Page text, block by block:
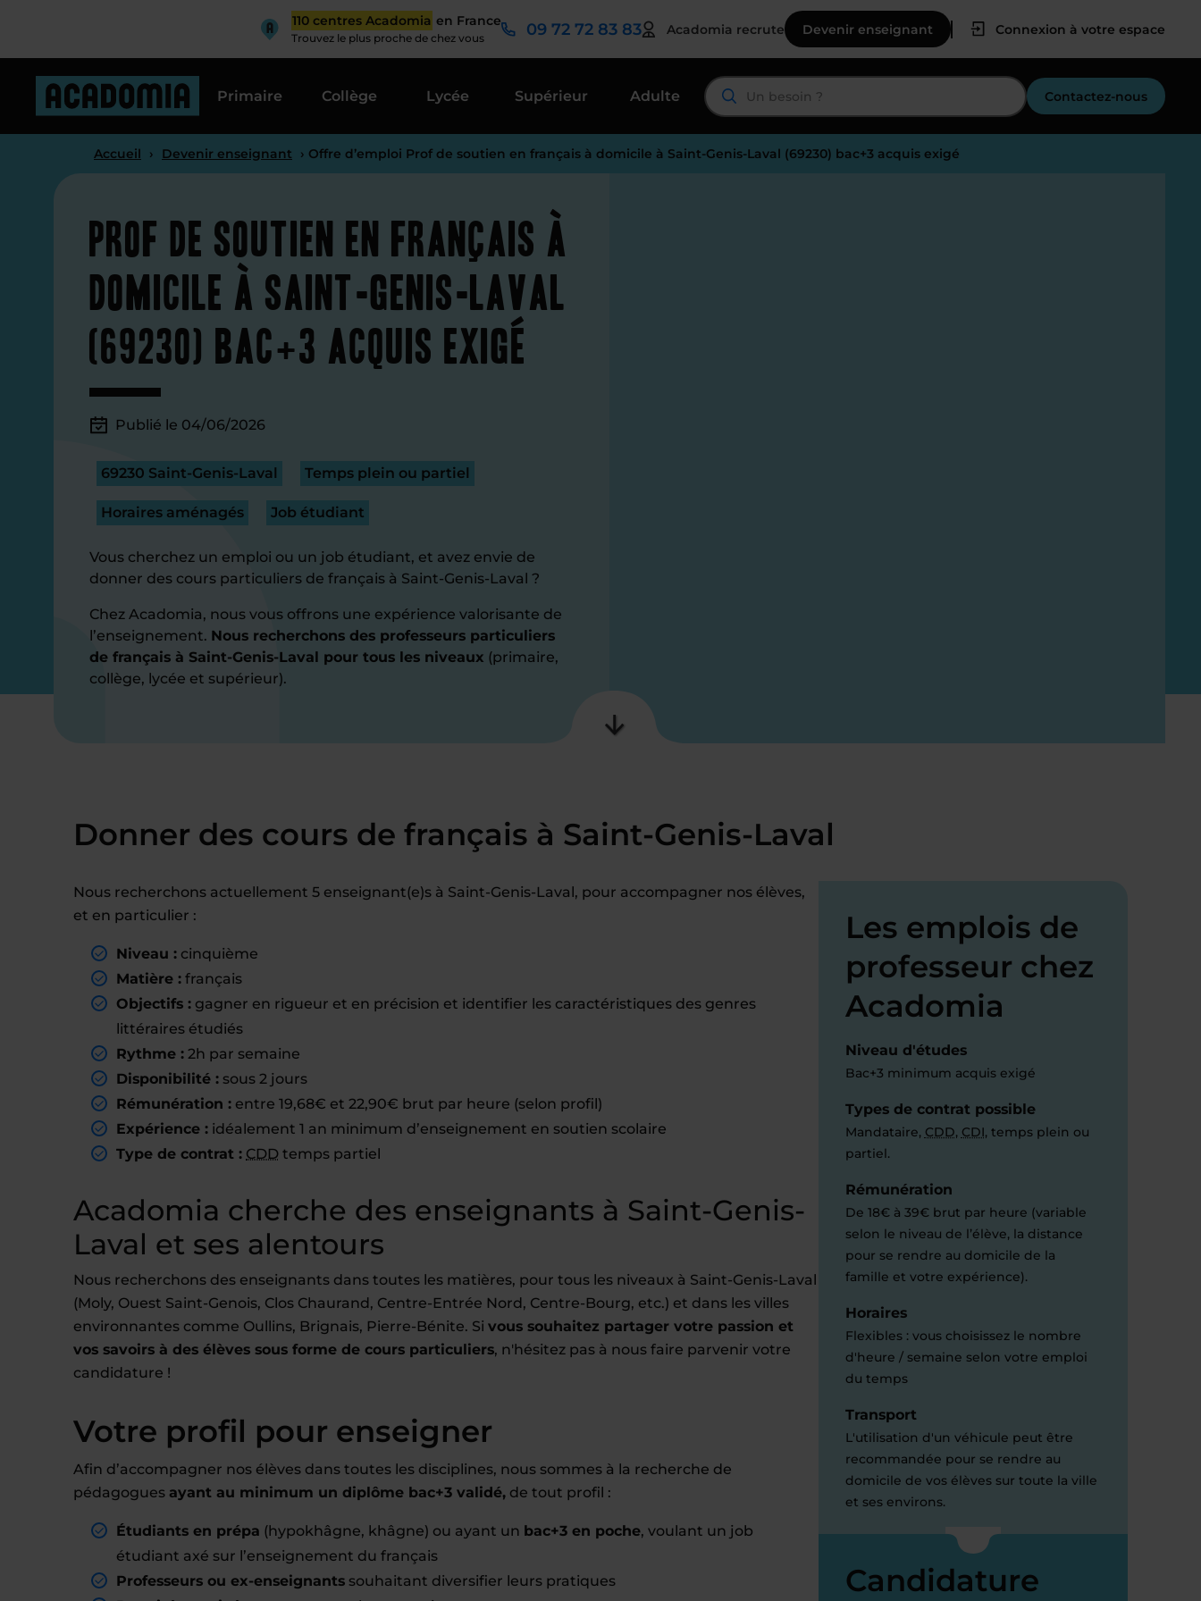
110 centres Acadomia en France
Trouvez le plus proche de chez vous 09 72 72 83 83 Acadomia recrute Devenir enseignant Connexion à votre espace
Primaire Collège Lycée Supérieur Adulte Contactez-nous
Accueil › Devenir enseignant › Offre d’emploi Prof de soutien en français à domicile à Saint-Genis-Laval (69230) bac+3 acquis exigé
Prof de soutien en français à
domicile à Saint-Genis-Laval
(69230) bac+3 acquis exigé
Publié le 04/06/2026
69230 Saint-Genis-Laval Temps plein ou partiel
Horaires aménagés Job étudiant
Vous cherchez un emploi ou un job étudiant, et avez envie de
donner des cours particuliers de français à Saint-Genis-Laval ?
Chez Acadomia, nous vous offrons une expérience valorisante de
l’enseignement. Nous recherchons des professeurs particuliers
de français à Saint-Genis-Laval pour tous les niveaux (primaire,
collège, lycée et supérieur).
Donner des cours de français à Saint-Genis-Laval
Nous recherchons actuellement 5 enseignant(e)s à Saint-Genis-Laval, pour accompagner nos élèves,
et en particulier :
Niveau : cinquième
Matière : français
Objectifs : gagner en rigueur et en précision et identifier les caractéristiques des genres
littéraires étudiés
Rythme : 2h par semaine
Disponibilité : sous 2 jours
Rémunération : entre 19,68€ et 22,90€ brut par heure (selon profil)
Expérience : idéalement 1 an minimum d’enseignement en soutien scolaire
Type de contrat : CDD temps partiel
Acadomia cherche des enseignants à Saint-Genis-
Laval et ses alentours
Nous recherchons des enseignants dans toutes les matières, pour tous les niveaux à Saint-Genis-Laval
(Moly, Ouest Saint-Genois, Clos Chaurand, Centre-Entrée Nord, Centre-Bourg, etc.) et dans les villes
environnantes comme Oullins, Brignais, Pierre-Bénite. Si vous souhaitez partager votre passion et
vos savoirs à des élèves sous forme de cours particuliers, n'hésitez pas à nous faire parvenir votre
candidature !
Votre profil pour enseigner
Afin d’accompagner nos élèves dans toutes les disciplines, nous sommes à la recherche de
pédagogues ayant au minimum un diplôme bac+3 validé, de tout profil :
Étudiants en prépa (hypokhâgne, khâgne) ou ayant un bac+3 en poche, voulant un job
étudiant axé sur l’enseignement du français
Professeurs ou ex-enseignants souhaitant diversifier leurs pratiques
Les emplois de
professeur chez
Acadomia
Niveau d'études
Bac+3 minimum acquis exigé
Types de contrat possible
Mandataire, CDD, CDI, temps plein ou
partiel.
Rémunération
De 18€ à 39€ brut par heure (variable
selon le niveau de l’élève, la distance
pour se rendre au domicile de la
famille et votre expérience).
Horaires
Flexibles : vous choisissez le nombre
d'heure / semaine selon votre emploi
du temps
Transport
L'utilisation d'un véhicule peut être
recommandée pour se rendre au
domicile de vos élèves sur toute la ville
et ses environs.
Candidature